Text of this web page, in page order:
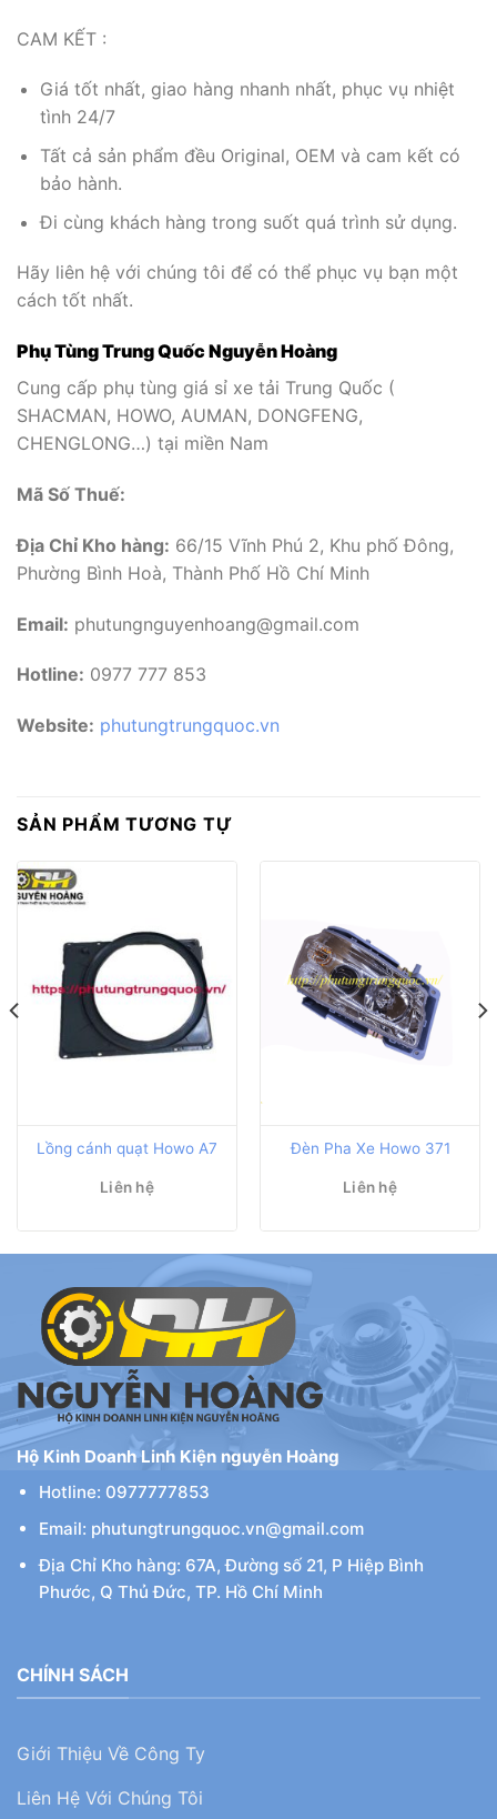
CAM KẾT :
Giá tốt nhất, giao hàng nhanh nhất, phục vụ nhiệt
tình 24/7
Tất cả sản phẩm đều Original, OEM và cam kết có
bảo hành.
Đi cùng khách hàng trong suốt quá trình sử dụng.
Hãy liên hệ với chúng tôi để có thể phục vụ bạn một
cách tốt nhất.
Phụ Tùng Trung Quốc Nguyễn Hoàng
Cung cấp phụ tùng giá sỉ xe tải Trung Quốc (
SHACMAN, HOWO, AUMAN, DONGFENG,
CHENGLONG…) tại miền Nam
Mã Số Thuế:
Địa Chỉ Kho hàng: 66/15 Vĩnh Phú 2, Khu phố Đông,
Phường Bình Hoà, Thành Phố Hồ Chí Minh
Email: phutungnguyenhoang@gmail.com
Hotline: 0977 777 853
Website: phutungtrungquoc.vn
SẢN PHẨM TƯƠNG TỰ
Lồng cánh quạt Howo A7
Liên hệ
Đèn Pha Xe Howo 371
Liên hệ
₫.
Hộ Kinh Doanh Linh Kiện nguyễn Hoàng
Hotline: 0977777853
Email: phutungtrungquoc.vn@gmail.com
Địa Chỉ Kho hàng: 67A, Đường số 21, P Hiệp Bình
Phước, Q Thủ Đức, TP. Hồ Chí Minh
CHÍNH SÁCH
Giới Thiệu Về Công Ty
Liên Hệ Với Chúng Tôi